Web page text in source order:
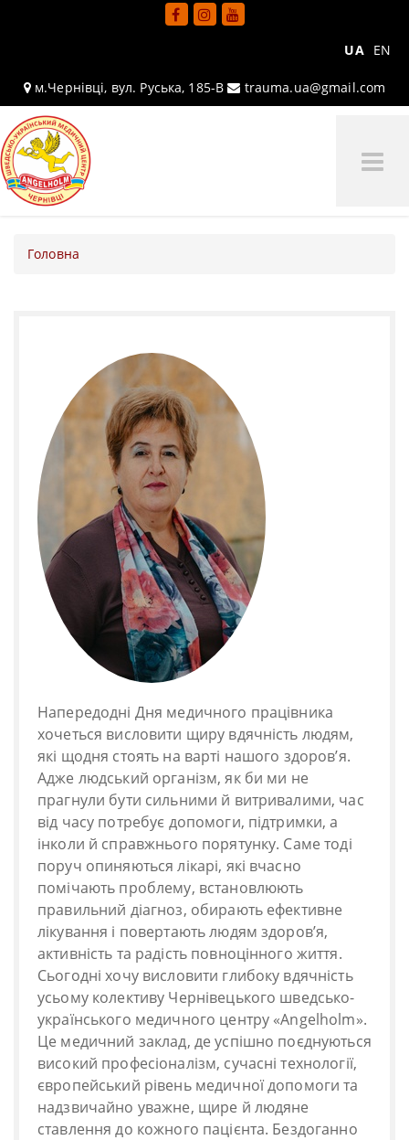
UA EN
м.Чернівці, вул. Руська, 185-В trauma.ua@gmail.com
Головна
Напередодні Дня медичного працівника
хочеться висловити щиру вдячність людям,
які щодня стоять на варті нашого здоров’я.
Адже людський організм, як би ми не
прагнули бути сильними й витривалими, час
від часу потребує допомоги, підтримки, а
інколи й справжнього порятунку. Саме тоді
поруч опиняються лікарі, які вчасно
помічають проблему, встановлюють
правильний діагноз, обирають ефективне
лікування і повертають людям здоров’я,
активність та радість повноцінного життя.
Сьогодні хочу висловити глибоку вдячність
усьому колективу Чернівецького шведсько-
українського медичного центру «Angelholm».
Це медичний заклад, де успішно поєднуються
високий професіоналізм, сучасні технології,
європейський рівень медичної допомоги та
надзвичайно уважне, щире й людяне
ставлення до кожного пацієнта. Бездоганно